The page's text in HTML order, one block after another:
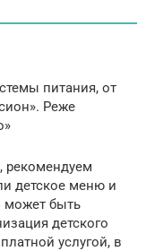
питания, от
Реже
рекомендуем
детское меню и
может быть
детского
услугой, в